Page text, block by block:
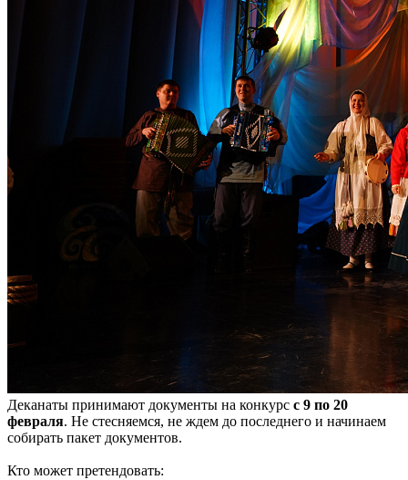
Деканаты принимают документы на конкурс с 9 по 20
февраля. Не стесняемся, не ждем до последнего и начинаем
собирать пакет документов.
Кто может претендовать: